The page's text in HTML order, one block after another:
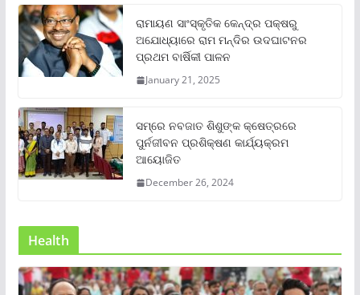
ରାମାୟଣ ସାଂସ୍କୃତିକ କେନ୍ଦ୍ର ପକ୍ଷରୁ
ଅଯୋଧ୍ୟାରେ ରାମ ମନ୍ଦିର ଉଦଘାଟନର
ପ୍ରଥମ ବାର୍ଷିକୀ ପାଳନ
January 21, 2025
ସମ୍‌ରେ ନବଜାତ ଶିଶୁଙ୍କ କ୍ଷେତ୍ରରେ
ପୁର୍ନଜୀବନ ପ୍ରଶିକ୍ଷଣ କାର୍ଯ୍ୟକ୍ରମ
ଆୟୋଜିତ
December 26, 2024
Health